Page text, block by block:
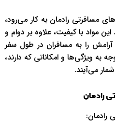
مسافرتی رادمان به کار می‌رود،
مواد با کیفیت، علاوه بر دوام و
را به مسافران در طول سفر
به ویژگی‌ها و امکاناتی که دارند،
می‌آیند.
رادمان
رادمان: